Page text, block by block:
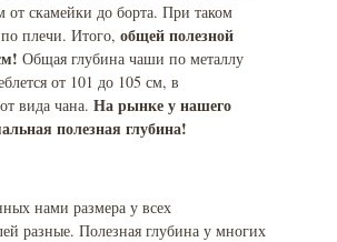
от скамейки до борта. При таком
плечи. Итого, общей полезной
Общая глубина чаши по металлу
от 101 до 105 см, в
вида чана. На рынке у нашего
полезная глубина!
нами размера у всех
разные. Полезная глубина у многих